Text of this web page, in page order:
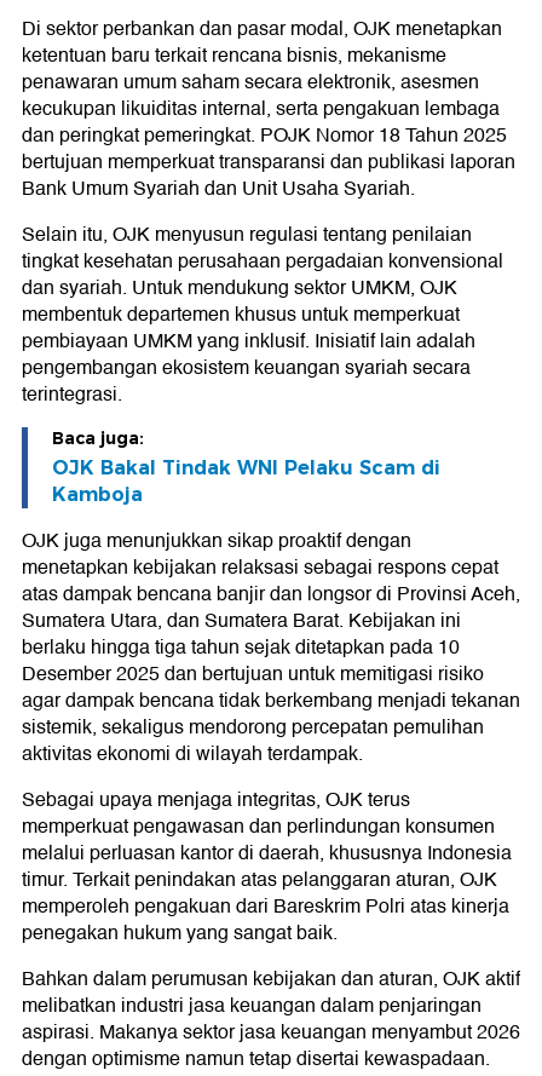
Di sektor perbankan dan pasar modal, OJK menetapkan
ketentuan baru terkait rencana bisnis, mekanisme
penawaran umum saham secara elektronik, asesmen
kecukupan likuiditas internal, serta pengakuan lembaga
dan peringkat pemeringkat. POJK Nomor 18 Tahun 2025
bertujuan memperkuat transparansi dan publikasi laporan
Bank Umum Syariah dan Unit Usaha Syariah.
Selain itu, OJK menyusun regulasi tentang penilaian
tingkat kesehatan perusahaan pergadaian konvensional
dan syariah. Untuk mendukung sektor UMKM, OJK
membentuk departemen khusus untuk memperkuat
pembiayaan UMKM yang inklusif. Inisiatif lain adalah
pengembangan ekosistem keuangan syariah secara
terintegrasi.
Baca juga:
OJK Bakal Tindak WNI Pelaku Scam di
Kamboja
OJK juga menunjukkan sikap proaktif dengan
menetapkan kebijakan relaksasi sebagai respons cepat
atas dampak bencana banjir dan longsor di Provinsi Aceh,
Sumatera Utara, dan Sumatera Barat. Kebijakan ini
berlaku hingga tiga tahun sejak ditetapkan pada 10
Desember 2025 dan bertujuan untuk memitigasi risiko
agar dampak bencana tidak berkembang menjadi tekanan
sistemik, sekaligus mendorong percepatan pemulihan
aktivitas ekonomi di wilayah terdampak.
Sebagai upaya menjaga integritas, OJK terus
memperkuat pengawasan dan perlindungan konsumen
melalui perluasan kantor di daerah, khususnya Indonesia
timur. Terkait penindakan atas pelanggaran aturan, OJK
memperoleh pengakuan dari Bareskrim Polri atas kinerja
penegakan hukum yang sangat baik.
Bahkan dalam perumusan kebijakan dan aturan, OJK aktif
melibatkan industri jasa keuangan dalam penjaringan
aspirasi. Makanya sektor jasa keuangan menyambut 2026
dengan optimisme namun tetap disertai kewaspadaan.